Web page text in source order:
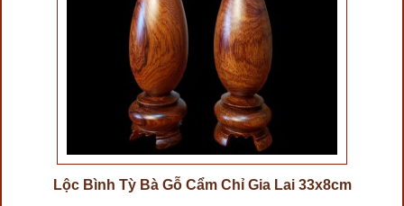
Lộc Bình Tỳ Bà Gỗ Cẩm Chỉ Gia Lai 33x8cm